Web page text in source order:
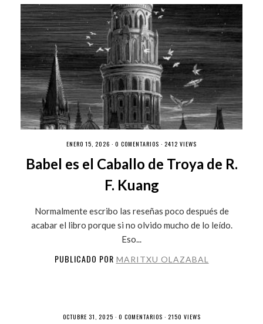
ENERO 15, 2026 · 0 COMENTARIOS · 2412 VIEWS
Babel es el Caballo de Troya de R.
F. Kuang
Normalmente escribo las reseñas poco después de
acabar el libro porque si no olvido mucho de lo leído.
Eso...
PUBLICADO POR MARITXU OLAZABAL
OCTUBRE 31, 2025 · 0 COMENTARIOS · 2150 VIEWS